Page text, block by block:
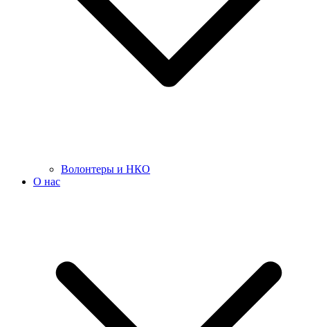
Волонтеры и НКО
О нас